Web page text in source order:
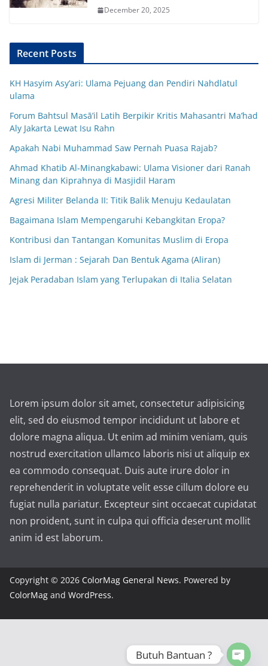
December 20, 2025
Recent Posts
KH Hasyim Asy’ari: Ulama Pejuang dan Pendiri Nahdlatul
ulama
Forum Bahtsul Masā’il Latih Berpikir Kritis Mahasantri Ma’had
Aly Jakarta Lewat Isu Rahn
Apakah Nabi Muhammad Saw Pernah Puasa Rajab?
Ahmad Khatib Al-Minangkabawi: Ulama Visioner dari Ranah
Minang dan Kiprahnya di Masjidil Haram
Agresi Militer Belanda II: Titik Balik Menuju Kedaulatan
Bagaimana Islam Mempengaruhi Kebangkitan Eropa?
Kontribusi dan Tantangan Komunitas Muslim di Eropa
Islam di Jerman : Sejarah Dan Bentuk Agama (Aliran)
Jejak Peradaban Islam yang Terlupakan di Italia Selatan
Lorem ipsum dolor sit amet, consectetur adipisicing
elit, sed do eiusmod tempor incididunt ut labore et
dolore magna aliqua. Ut enim ad minim veniam, quis
nostrud exercitation ullamco laboris nisi ut aliquip ex
ea commodo consequat. Duis aute irure dolor in
reprehenderit in voluptate velit esse cillum dolore eu
fugiat nulla pariatur. Excepteur sint occaecat cupidatat
non proident, sunt in culpa qui officia deserunt mollit
anim id est laborum.
Copyright © 2026 ColorMag General News. Powered by
ColorMag and WordPress.
Butuh Bantuan ?